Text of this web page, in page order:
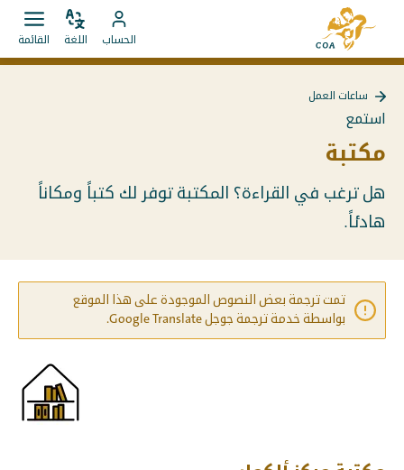
الانتقال
مباشرة
إلى
إلى
الصفحة
الرئيسية
MyCOA
انتقل
إلى
الحساب
ضبط
اللغة القائمة
إلى
العمل
ساعات العمل
استمع
مكتبة
هل ترغب في القراءة؟ المكتبة توفر لك كتباً ومكاناً
هادئاً.
تمت ترجمة بعض النصوص الموجودة على هذا الموقع
بواسطة خدمة ترجمة جوجل Google Translate.